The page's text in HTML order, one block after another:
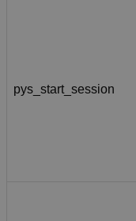
pys_start_session